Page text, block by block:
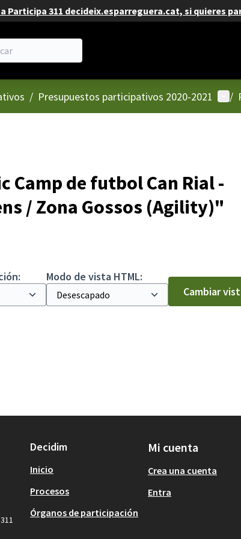
Participa 311 decideix.esparreguera.cat, si quieres
/ Presupuestos participativos 2020-2021 /
Camp de futbol Can Rial -
/ Zona Gossos (Agility)"
Modo de vista HTML:
Cambiar
Decidim
Inicio
Procesos
Órganos de participación
Mi cuenta
Crea una cuenta
Entra